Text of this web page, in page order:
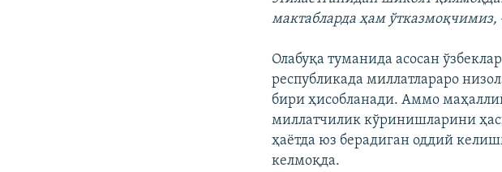
мактабларда ҳам ўтказмоқчимиз,
Олабуқа туманида асосан
республикада миллатлараро
бири ҳисобланади. Аммо
миллатчилик кўринишларини
ҳаётда юз берадиган оддий
келмоқда.